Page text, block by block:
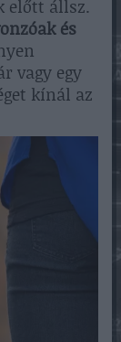
előtt állsz.
és
vagy egy
kínál az